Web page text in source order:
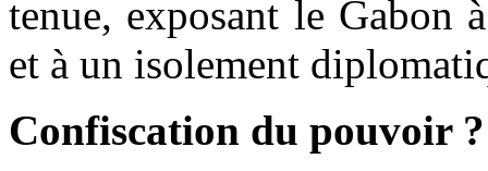
tenue, exposant le Gabon
et à un isolement
Confiscation du pouvoir ?